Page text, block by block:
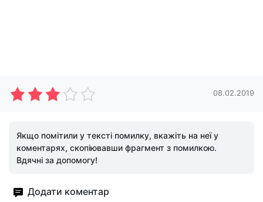
08.02.2019
Якщо помітили у тексті помилку, вкажіть на неї у
коментарях, скопіювавши фрагмент з помилкою.
Вдячні за допомогу!
Додати коментар